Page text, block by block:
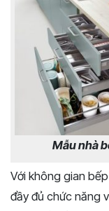
Mẫu nhà
Với không gian
đầy đủ chức năng